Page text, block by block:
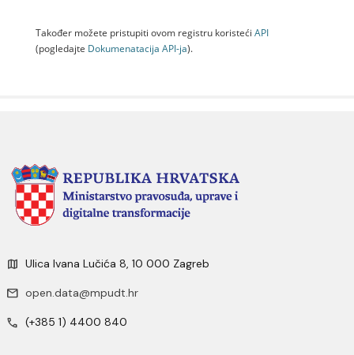
Također možete pristupiti ovom registru koristeći API
(pogledajte Dokumenаtаcijа API-jа).